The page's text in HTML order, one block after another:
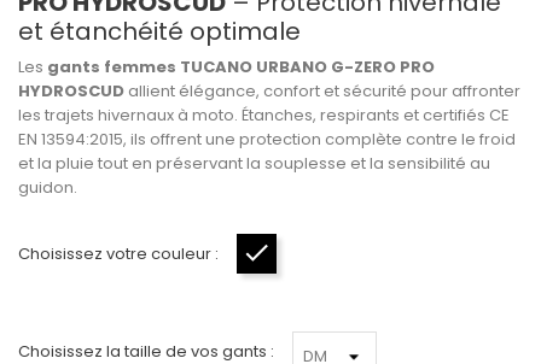
et étanchéité optimale
Les gants femmes TUCANO URBANO G-ZERO PRO
HYDROSCUD allient élégance, confort et sécurité pour affronter
les trajets hivernaux à moto. Étanches, respirants et certifiés CE
EN 13594:2015, ils offrent une protection complète contre le froid
et la pluie tout en préservant la souplesse et la sensibilité au
guidon.
Choisissez votre couleur :
Choisissez la taille de vos gants :